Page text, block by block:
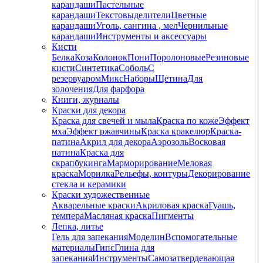
карандашиПастельные
карандашиТекстовыделителиЦветные
карандашиУголь, сангина , мелЧернильные
карандашиИнструменты и аксессуары
Кисти
БелкаКозаКолонокПониПоролоновыеРезиновые
кистиСинтетикаСобольС
резервуаромМиксНаборыЩетинаДля
золоченияДля фарфора
Книги, журналы
Краски для декора
Краска для свечей и мылаКраска по кожеЭффект
мхаЭффект ржавчиныКраска кракелюрКраска-
патинаАкрил для декораАэрозольВосковая
патинаКраска для
скрапбукингаМарморированиеМеловая
краскаМорилкаРельефы, контурыДекорирование
стекла и керамики
Краски художественные
Акварельные краскиАкриловая краскаГуашь,
темпераМасляная краскаПигменты
Лепка, литье
Гель для запеканияМоделинВспомогательные
материалыГипсГлина для
запеканияИнструментыСамозатвердевающая